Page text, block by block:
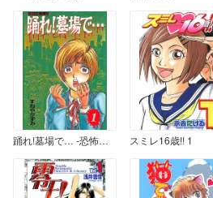
踊れ!墓場で… -恐怖都市伝説- 1 スミレ16歳!! 1